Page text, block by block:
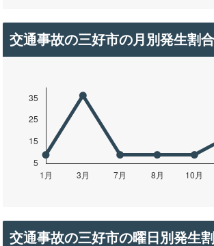
交通事故の三好市の月別発生割合
交通事故の三好市の曜日別発生